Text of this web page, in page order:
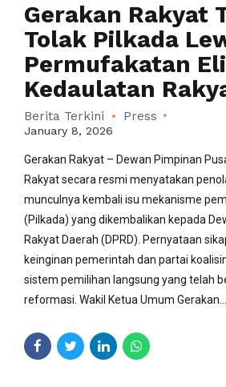
Gerakan Rakyat
Tolak Pilkada
Permufakatan
Kedaulatan
Berita Terkini Press
January 8, 2026
Gerakan Rakyat – Dewan Pimpinan
Rakyat secara resmi menyatakan
munculnya kembali isu mekanisme
(Pilkada) yang dikembalikan kepada
Rakyat Daerah (DPRD). Pernyataan
keinginan pemerintah dan partai
sistem pemilihan langsung yang telah
reformasi. Wakil Ketua Umum Gerakan...